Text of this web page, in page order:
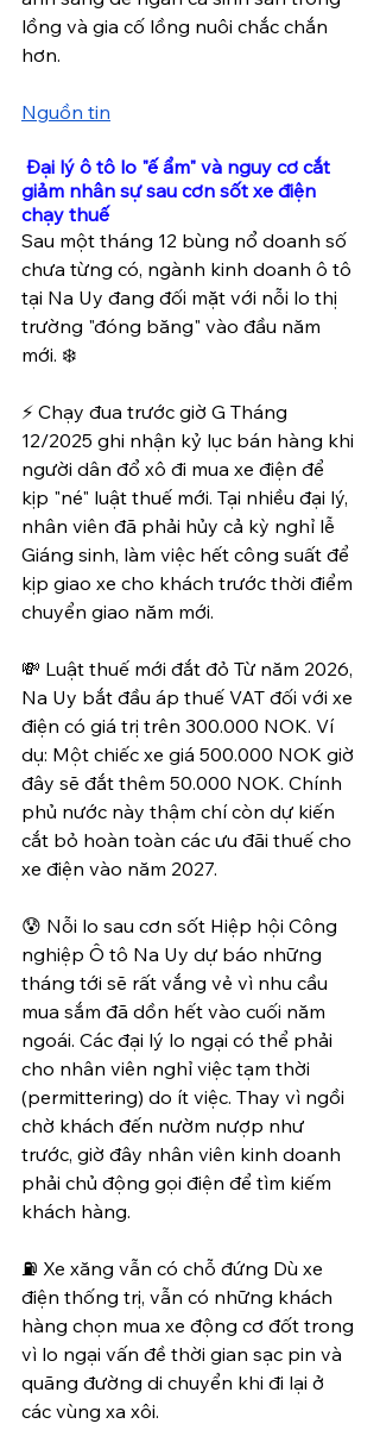
lồng và gia cố lồng nuôi chắc chắn
hơn.
Nguồn tin
Đại lý ô tô lo "ế ẩm" và nguy cơ cắt
giảm nhân sự sau cơn sốt xe điện
chạy thuế
Sau một tháng 12 bùng nổ doanh số
chưa từng có, ngành kinh doanh ô tô
tại Na Uy đang đối mặt với nỗi lo thị
trường "đóng băng" vào đầu năm
mới. ❄️
⚡ Chạy đua trước giờ G Tháng
12/2025 ghi nhận kỷ lục bán hàng khi
người dân đổ xô đi mua xe điện để
kịp "né" luật thuế mới. Tại nhiều đại lý,
nhân viên đã phải hủy cả kỳ nghỉ lễ
Giáng sinh, làm việc hết công suất để
kịp giao xe cho khách trước thời điểm
chuyển giao năm mới.
💸 Luật thuế mới đắt đỏ Từ năm 2026,
Na Uy bắt đầu áp thuế VAT đối với xe
điện có giá trị trên 300.000 NOK. Ví
dụ: Một chiếc xe giá 500.000 NOK giờ
đây sẽ đắt thêm 50.000 NOK. Chính
phủ nước này thậm chí còn dự kiến
cắt bỏ hoàn toàn các ưu đãi thuế cho
xe điện vào năm 2027.
😰 Nỗi lo sau cơn sốt Hiệp hội Công
nghiệp Ô tô Na Uy dự báo những
tháng tới sẽ rất vắng vẻ vì nhu cầu
mua sắm đã dồn hết vào cuối năm
ngoái. Các đại lý lo ngại có thể phải
cho nhân viên nghỉ việc tạm thời
(permittering) do ít việc. Thay vì ngồi
chờ khách đến nườm nượp như
trước, giờ đây nhân viên kinh doanh
phải chủ động gọi điện để tìm kiếm
khách hàng.
⛽ Xe xăng vẫn có chỗ đứng Dù xe
điện thống trị, vẫn có những khách
hàng chọn mua xe động cơ đốt trong
vì lo ngại vấn đề thời gian sạc pin và
quãng đường di chuyển khi đi lại ở
các vùng xa xôi.